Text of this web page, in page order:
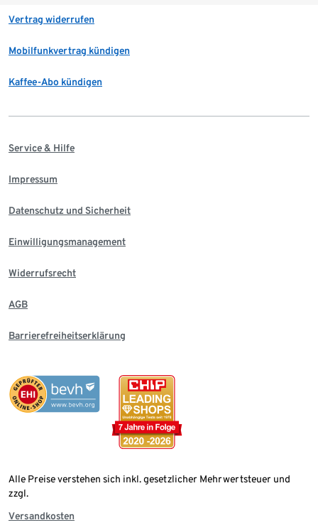
Vertrag widerrufen
Mobilfunkvertrag kündigen
Kaffee-Abo kündigen
Service & Hilfe
Impressum
Datenschutz und Sicherheit
Einwilligungsmanagement
Widerrufsrecht
AGB
Barrierefreiheitserklärung
Alle Preise verstehen sich inkl. gesetzlicher Mehrwertsteuer und
zzgl.
Versandkosten